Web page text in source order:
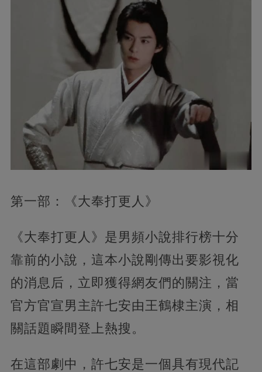
第一部：《大奉打更人》
《大奉打更人》是男頻小說排行榜十分
靠前的小說，這本小說剛傳出要影視化
的消息后，立即獲得網友們的關注，當
官方官宣男主許七安由王鶴棣主演，相
關話題瞬間登上熱搜。
在這部劇中，許七安是一個具有現代記